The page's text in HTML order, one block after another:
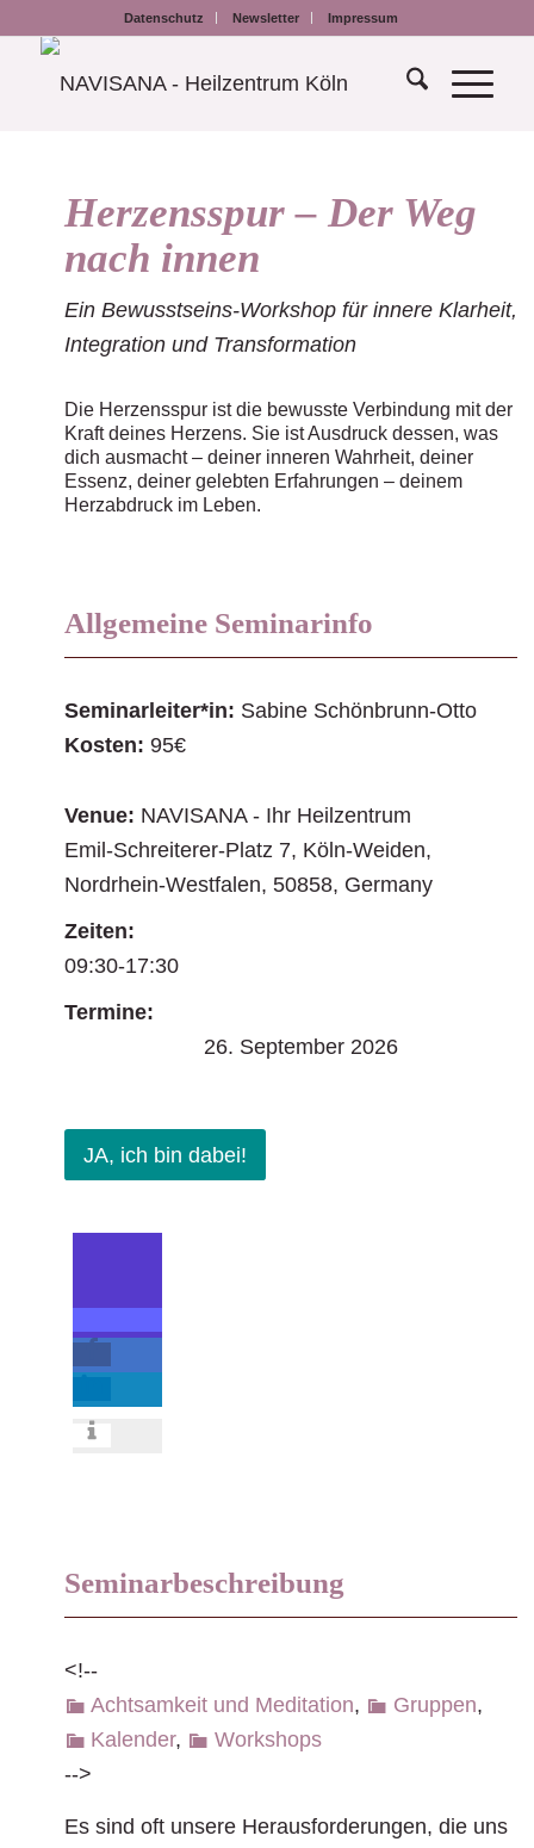
Datenschutz Newsletter Impressum
Herzensspur – Der Weg
nach innen
Ein Bewusstseins-Workshop für innere Klarheit,
Integration und Transformation
Die Herzensspur ist die bewusste Verbindung mit der
Kraft deines Herzens. Sie ist Ausdruck dessen, was
dich ausmacht – deiner inneren Wahrheit, deiner
Essenz, deiner gelebten Erfahrungen – deinem
Herzabdruck im Leben.
Allgemeine Seminarinfo
Seminarleiter*in: Sabine Schönbrunn-Otto
Kosten: 95€
Venue: NAVISANA - Ihr Heilzentrum
Emil-Schreiterer-Platz 7, Köln-Weiden,
Nordrhein-Westfalen, 50858, Germany
Zeiten:
09:30-17:30
Termine:
26. September 2026
JA, ich bin dabei!
Seminarbeschreibung
<!--
Achtsamkeit und Meditation, Gruppen,
Kalender,
Workshops
-->
Es sind oft unsere Herausforderungen, die uns